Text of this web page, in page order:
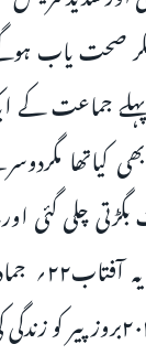
صحت یاب
جماعت کے
کیاتھا
چلی گئی